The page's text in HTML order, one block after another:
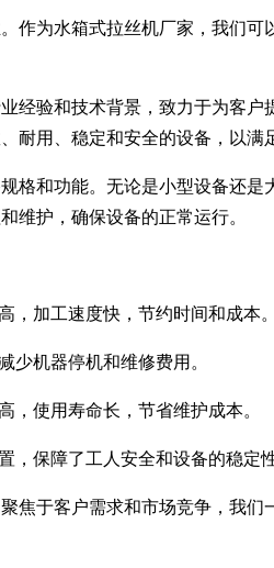
作为水箱式拉丝机厂家，我们
经验和技术背景，致力于为客
用、稳定和安全的设备，以满
格和功能。无论是小型设备还
维护，确保设备的正常运行。
，加工速度快，节约时间和成本。
少机器停机和维修费用。
，使用寿命长，节省维护成本。
保障了工人安全和设备的稳定性
焦于客户需求和市场竞争，我